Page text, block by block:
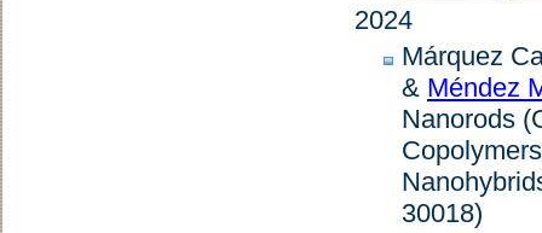
2024
Márquez
& Méndez
Nanorods
30018)